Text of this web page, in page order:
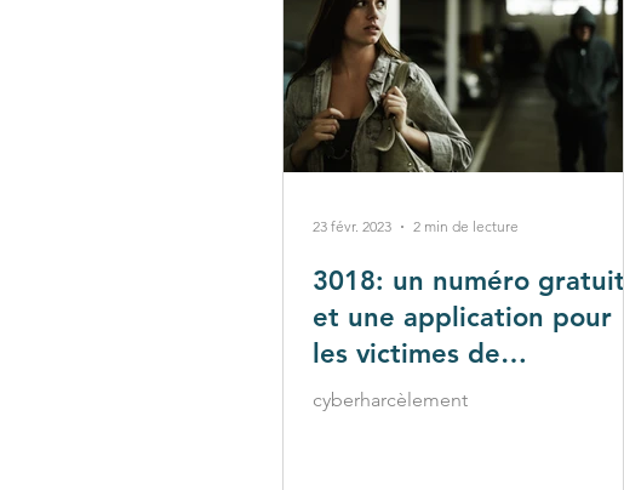
3018: un numéro gratuit
et une application pour
les victimes de
cyberharcèlement
cyberharcèlement
23 févr. 2023 2 min de lecture